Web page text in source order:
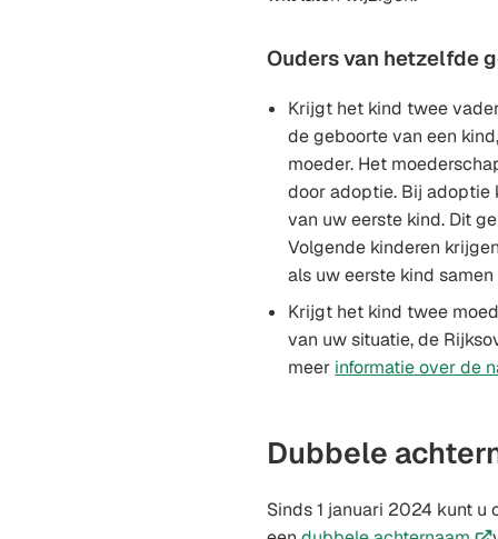
Ouders van hetzelfde
Krijgt het kind twee
de geboorte van een
moeder. Het
door adoptie. Bij adoptie
van uw eerste kind. Dit
Volgende kinderen
als uw eerste kind samen
Krijgt het kind twee
van uw situatie, de
meer informatie over de
Dubbele
Sinds 1 januari 2024 kunt u